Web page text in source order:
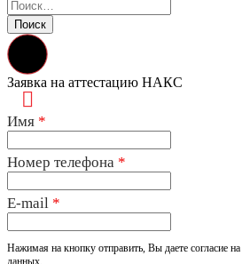
Заявка на аттестацию НАКС
Имя *
Номер телефона *
E-mail *
Нажимая на кнопку отправить, Вы даете согласие
данных.